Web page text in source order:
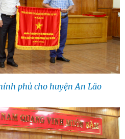
phủ cho huyện An Lão